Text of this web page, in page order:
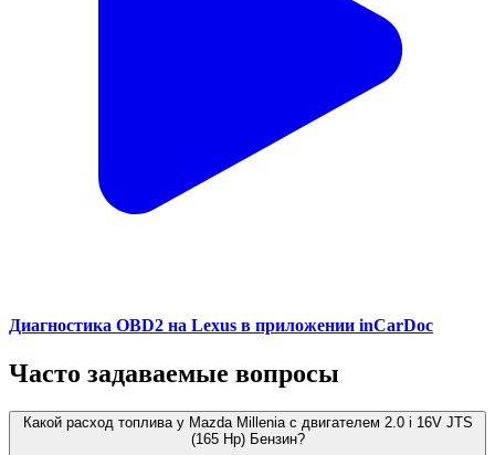
Диагностика OBD2 на Lexus в приложении inCarDoc
Часто задаваемые вопросы
Какой расход топлива у Mazda Millenia с двигателем 2.0 i 16V JTS
(165 Hp) Бензин?